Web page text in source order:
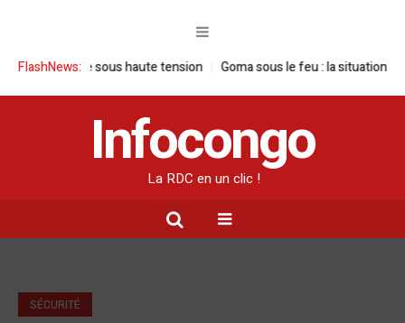
FlashNews:
visite sous haute tension Goma sous le feu : la situation
Infocongo
La RDC en un clic !
SÉCURITÉ